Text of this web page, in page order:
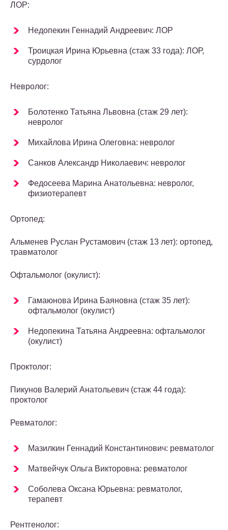
ЛОР:
Недопекин Геннадий Андреевич: ЛОР
Троицкая Ирина Юрьевна (стаж 33 года): ЛОР,
сурдолог
Невролог:
Болотенко Татьяна Львовна (стаж 29 лет):
невролог
Михайлова Ирина Олеговна: невролог
Санков Александр Николаевич: невролог
Федосеева Марина Анатольевна: невролог,
физиотерапевт
Ортопед:
Альменев Руслан Рустамович (стаж 13 лет): ортопед,
травматолог
Офтальмолог (окулист):
Гамаюнова Ирина Баяновна (стаж 35 лет):
офтальмолог (окулист)
Недопекина Татьяна Андреевна: офтальмолог
(окулист)
Проктолог:
Пикунов Валерий Анатольевич (стаж 44 года):
проктолог
Ревматолог:
Мазилкин Геннадий Константинович: ревматолог
Матвейчук Ольга Викторовна: ревматолог
Соболева Оксана Юрьевна: ревматолог,
терапевт
Рентгенолог: